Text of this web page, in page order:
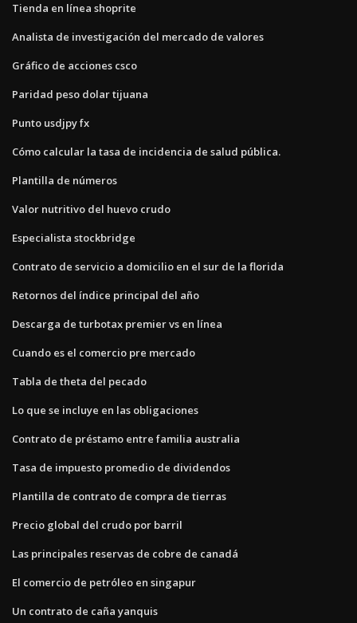
Tienda en línea shoprite
Analista de investigación del mercado de valores
Gráfico de acciones csco
Paridad peso dolar tijuana
Punto usdjpy fx
Cómo calcular la tasa de incidencia de salud pública.
Plantilla de números
Valor nutritivo del huevo crudo
Especialista stockbridge
Contrato de servicio a domicilio en el sur de la florida
Retornos del índice principal del año
Descarga de turbotax premier vs en línea
Cuando es el comercio pre mercado
Tabla de theta del pecado
Lo que se incluye en las obligaciones
Contrato de préstamo entre familia australia
Tasa de impuesto promedio de dividendos
Plantilla de contrato de compra de tierras
Precio global del crudo por barril
Las principales reservas de cobre de canadá
El comercio de petróleo en singapur
Un contrato de caña yanquis